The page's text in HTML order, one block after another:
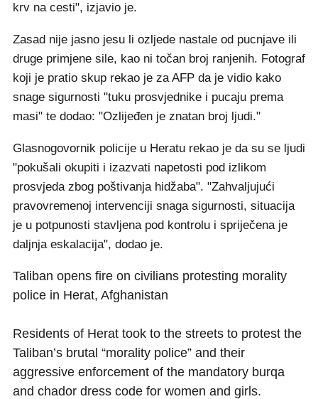
krv na cesti", izjavio je.
Zasad nije jasno jesu li ozljede nastale od pucnjave ili
druge primjene sile, kao ni točan broj ranjenih. Fotograf
koji je pratio skup rekao je za AFP da je vidio kako
snage sigurnosti "tuku prosvjednike i pucaju prema
masi" te dodao: "Ozlijeđen je znatan broj ljudi."
Glasnogovornik policije u Heratu rekao je da su se ljudi
"pokušali okupiti i izazvati napetosti pod izlikom
prosvjeda zbog poštivanja hidžaba". "Zahvaljujući
pravovremenoj intervenciji snaga sigurnosti, situacija
je u potpunosti stavljena pod kontrolu i spriječena je
daljnja eskalacija", dodao je.
Taliban opens fire on civilians protesting morality
police in Herat, Afghanistan
Residents of Herat took to the streets to protest the
Taliban’s brutal “morality police” and their
aggressive enforcement of the mandatory burqa
and chador dress code for women and girls.